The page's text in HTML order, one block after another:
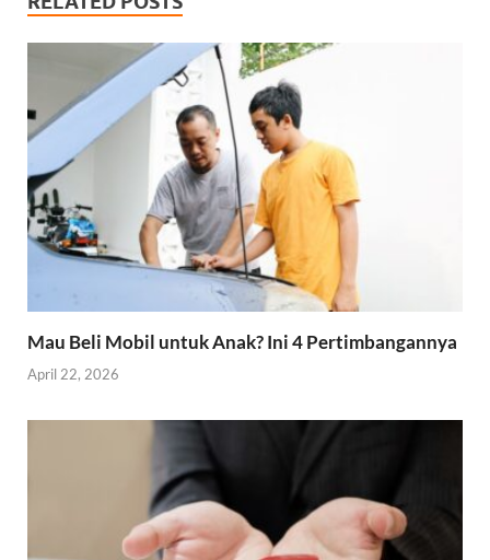
Mau Beli Mobil untuk Anak? Ini 4 Pertimbangannya
April 22, 2026